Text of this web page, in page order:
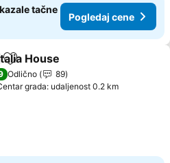
tačne
Pogledaj cene
Dodati u favorite
House
Odlično
89
grada: udaljenost 0.2 km